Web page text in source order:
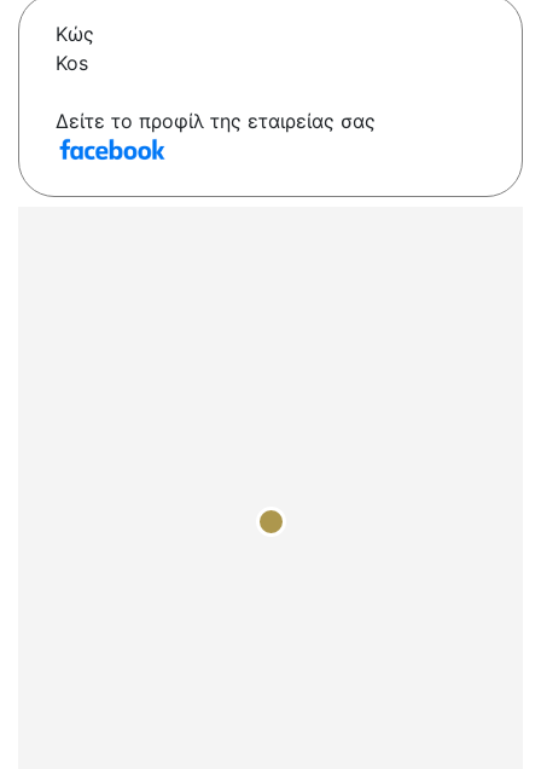
Κώς
Kos
Δείτε το προφίλ της εταιρείας σας